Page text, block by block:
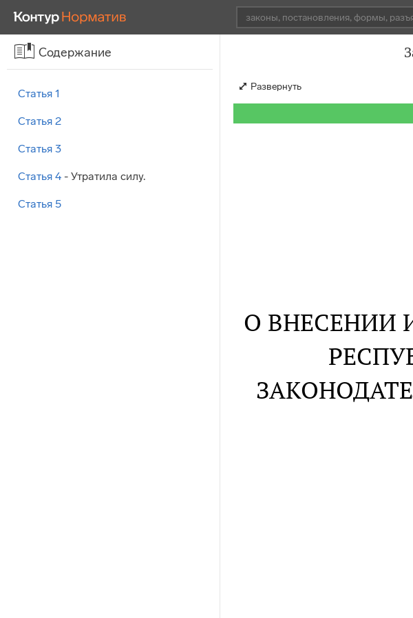
Содержание
Статья 1
Статья 2
Статья 3
Статья 4 - Утратила силу.
Статья 5
Развернуть
О ВНЕСЕНИИ